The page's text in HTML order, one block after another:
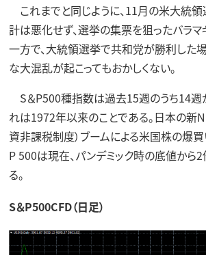
これまでと同じように、11月の米大統
計は悪化せず、選挙の集票を狙ったバラマ
一方で、大統領選挙で共和党が勝利した
な大混乱が起こってもおかしくない。
S＆P500種指数は過去15週のうち14週
れは1972年以来のことである。日本の新
資非課税制度）ブームによる米国株の爆買
P 500は現在、パンデミック時の底値から
る。
S＆P500CFD（日足）